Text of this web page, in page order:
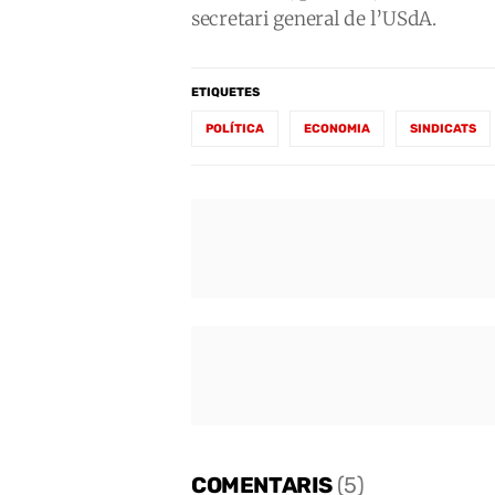
secretari general de l’USdA.
ETIQUETES
POLÍTICA ECONOMIA SINDICATS
COMENTARIS (5)